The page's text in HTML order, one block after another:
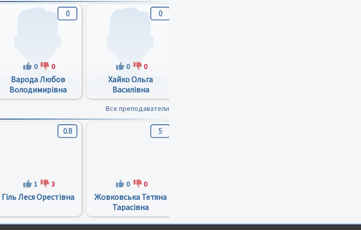
0
0 0
Варода Любов
Володимирівна
0
0 0
Хайко Ольга
Василівна
Все преподаватели
0.8
1 3
Гіль Леся Орестівна
5
0 0
Жовковська Тетяна
Тарасівна